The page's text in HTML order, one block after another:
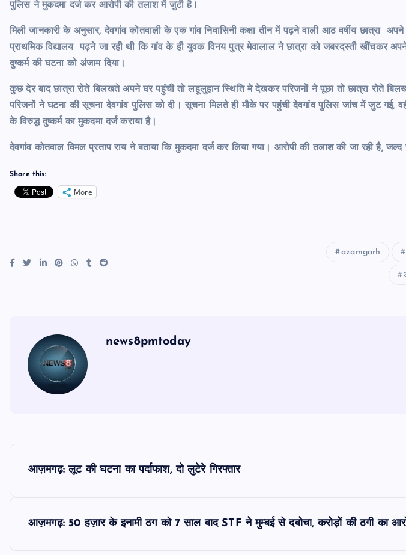
पुलिस ने मुकदमा दर्ज कर आरोपी की तलाश में जुटी है।
मिली जानकारी के अनुसार, देवगांव कोतवाली के एक गांव निवासिनी कक्षा तीन में पढ़ने वाली आठ वर्षीय छात्रा
प्राथमिक विद्यालय पढ़ने जा रही थी कि गांव के ही युवक विनय पुत्र मेवालाल ने छात्रा को जबरदस्ती खींचकर
दुष्कर्म की घटना को अंजाम दिया।
कुछ देर बाद छात्रा रोते बिलखते अपने घर पहुंची तो लहूलुहान स्थिति मे देखकर परिजनों ने पूछा तो छात्रा रोते
परिजनों ने घटना की सूचना देवगांव पुलिस को दी। सूचना मिलते ही मौके पर पहुंची देवगांव पुलिस जांच में जुट गई,
के विरुद्ध दुष्कर्म का मुकदमा दर्ज कराया है।
देवगांव कोतवाल विमल प्रताप राय ने बताया कि मुकदमा दर्ज कर लिया गया। आरोपी की तलाश की जा रही है, जल्द
Share this:
More
azamgarh
news8pmtoday
आज़मगढ़: लूट की घटना का पर्दाफाश, दो लुटेरे गिरफ्तार
आज़मगढ़: 50 हज़ार के इनामी ठग को 7 साल बाद STF ने मुम्बई से दबोचा, करोड़ों की ठगी का